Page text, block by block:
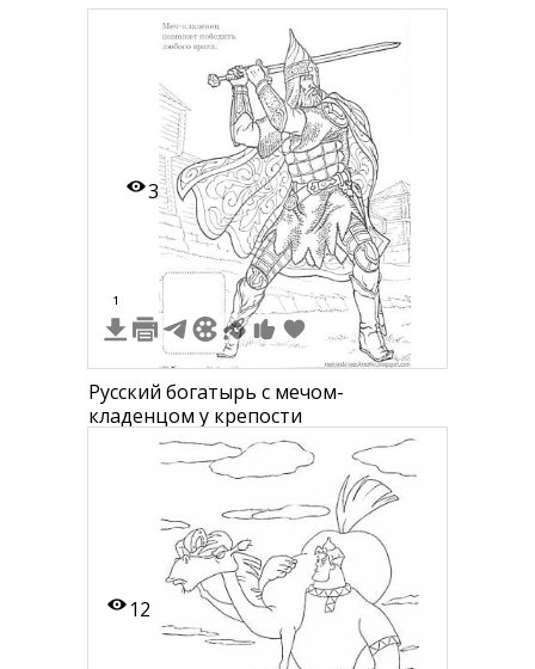
3
1
Русский богатырь с мечом-
кладенцом у крепости
12